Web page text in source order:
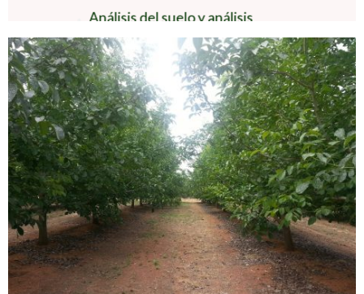
Análisis del suelo y análisis
foliares para identificar
carencias nutricionales
Determinación de la política de
riego y fertirrigación.
Tomas recurrentes de grado
de presión estomática en las
hojas para determinar la
hidratación óptima de la planta.
Observación de diferentes
plagas y tratamientos
pertinentes.